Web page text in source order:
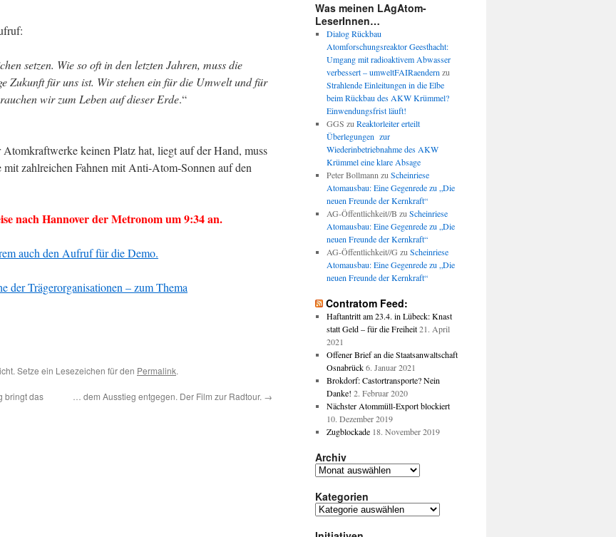
setzen. Wie so oft in den letzten Jahren, muss die
Zukunft für uns ist. Wir stehen ein für die Umwelt und für
wir zum Leben auf dieser Erde.“
keinen Platz hat, liegt auf der Hand, muss
zahlreichen Fahnen mit Anti-Atom-Sonnen auf den
nach Hannover der Metronom um 9:34 an.
auch den Aufruf für die Demo.
der Trägerorganisationen – zum Thema
Setze ein Lesezeichen für den Permalink.
bringt das
… dem Ausstieg entgegen. Der Film zur Radtour. →
Was meinen LAgAtom-
LeserInnen…
Dialog Rückbau
Atomforschungsreaktor Geesthacht:
Umgang mit radioaktivem Abwasser
verbessert – umweltFAIRaendern zu
Strahlende Einleitungen in die Elbe
beim Rückbau des AKW Krümmel?
Einwendungsfrist läuft!
GGS zu Reaktorleiter erteilt
Überlegungen zur
Wiederinbetriebnahme des AKW
Krümmel eine klare Absage
Peter Bollmann zu Scheinriese
Atomausbau: Eine Gegenrede zu „Die
neuen Freunde der Kernkraft“
AG-Öffentlichkeit//B zu Scheinriese
Atomausbau: Eine Gegenrede zu „Die
neuen Freunde der Kernkraft“
AG-Öffentlichkeit//G zu Scheinriese
Atomausbau: Eine Gegenrede zu „Die
neuen Freunde der Kernkraft“
Contratom Feed:
Haftantritt am 23.4. in Lübeck: Knast
statt Geld – für die Freiheit 21. April
2021
Offener Brief an die Staatsanwaltschaft
Osnabrück 6. Januar 2021
Brokdorf: Castortransporte? Nein
Danke! 2. Februar 2020
Nächster Atommüll-Export blockiert
10. Dezember 2019
Zugblockade 18. November 2019
Archiv
Archiv
Kategorien
Kategorien